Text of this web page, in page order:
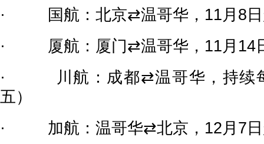
· 国航：北京⇄温哥华，11月8日
· 厦航：厦门⇄温哥华，11月14
· 川航：成都⇄温哥华，持续每
五）
· 加航：温哥华⇄北京，12月7日